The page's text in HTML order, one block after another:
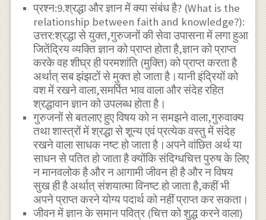
प्रश्न:9.श्रद्धा और ज्ञान में क्या संबंध है? (What is the
relationship between faith and knowledge?):
उत्तर:श्रद्धा से युक्त,गुरुजनों की सेवा उपासना में लगा हुआ
जितेंद्रिय व्यक्ति ज्ञान को प्राप्त होता है,ज्ञान को प्राप्त
करके वह शीघ्र ही परमशांति (मुक्ति) को प्राप्त करता है
अर्थात् सब झंझटों से मुक्त हो जाता है।यानी इंद्रियों को
वश में रखने वाला,समर्पित भाव वाला और संदेह रहित
श्रद्धावान ज्ञान को उपलब्ध होता है।
गुरुजनों से बतलाए हुए विषय को न समझने वाला,गुरुवाक्य
तथा शास्त्रों में श्रद्धा से शून्य एवं प्रत्येक वस्तु में संदेह
रखने वाला साधक नष्ट हो जाता है।अपने वांछित अर्थ या
साधन से पतित हो जाता है क्योंकि संदिग्धचित्त पुरुष के लिए
न मानवलोक है और न आगामी जीवन ही है और न विषय
सुख ही है अर्थात् संशयात्मा विनष्ट हो जाता है,कहीं भी
अपने प्राप्त करने योग्य पदार्थ को नहीं प्राप्त कर सकता।
जीवन में ज्ञान के समान पवित्र (चित्त को शुद्ध करने वाला)